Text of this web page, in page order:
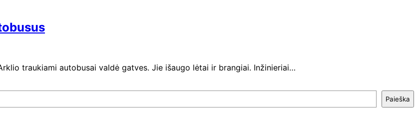
traukiami autobusai valdė gatves. Jie išaugo lėtai ir brangiai. Inžinieriai…
Paieška